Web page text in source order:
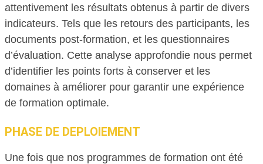
attentivement les résultats obtenus à partir de divers
indicateurs. Tels que les retours des participants, les
documents post-formation, et les questionnaires
d’évaluation. Cette analyse approfondie nous permet
d’identifier les points forts à conserver et les
domaines à améliorer pour garantir une expérience
de formation optimale.
PHASE DE DEPLOIEMENT
Une fois que nos programmes de formation ont été